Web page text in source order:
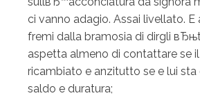
ci vanno adagio. Assai livellato. E
fremi dalla bramosia di dirgli
aspetta almeno di contattare se
ricambiato e anzitutto se e lui
saldo e duratura;